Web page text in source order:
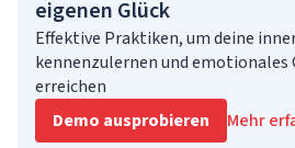
eigenen Glück
Effektive Praktiken, um deine
kennenzulernen und emotionales
erreichen
Demo ausprobieren
Mehr